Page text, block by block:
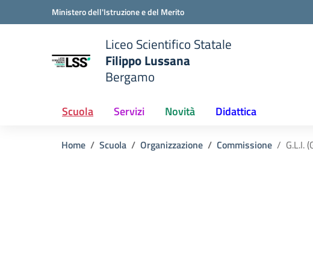
Vai ai contenuti
Vai al menu di navigazioneMinistero dell'Istruzione e del Merito
Liceo Scientifico Statale
Filippo Lussana
Bergamo
Scuola Servizi Novità Didattica
Home Scuola Organizzazione Commissione G.L.I.